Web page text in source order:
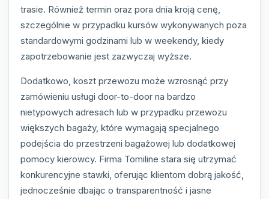
trasie. Również termin oraz pora dnia kroją cenę,
szczególnie w przypadku kursów wykonywanych poza
standardowymi godzinami lub w weekendy, kiedy
zapotrzebowanie jest zazwyczaj wyższe.
Dodatkowo, koszt przewozu może wzrosnąć przy
zamówieniu usługi door-to-door na bardzo
nietypowych adresach lub w przypadku przewozu
większych bagaży, które wymagają specjalnego
podejścia do przestrzeni bagażowej lub dodatkowej
pomocy kierowcy. Firma Tomiline stara się utrzymać
konkurencyjne stawki, oferując klientom dobrą jakość,
jednocześnie dbając o transparentność i jasne